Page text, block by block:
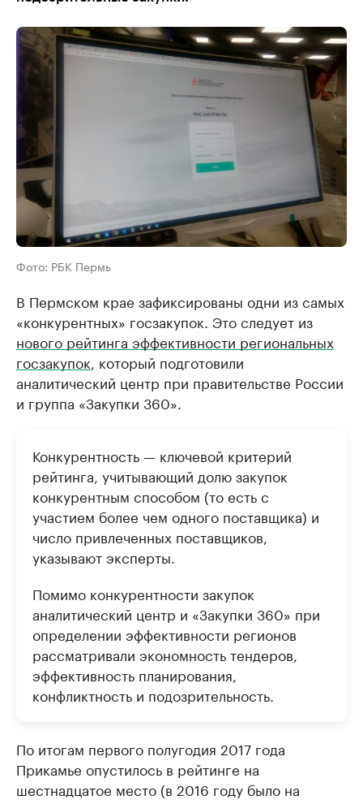
Фото: РБК Пермь
В Пермском крае зафиксированы одни из самых
«конкурентных» госзакупок. Это следует из
нового рейтинга эффективности региональных
госзакупок , который подготовили
аналитический центр при правительстве России
и группа «Закупки 360».
Конкурентность — ключевой критерий
рейтинга, учитывающий долю закупок
конкурентным способом (то есть с
участием более чем одного поставщика) и
число привлеченных поставщиков,
указывают эксперты.
Помимо конкурентности закупок
аналитический центр и «Закупки 360» при
определении эффективности регионов
рассматривали экономность тендеров,
эффективность планирования,
конфликтность и подозрительность.
По итогам первого полугодия 2017 года
Прикамье опустилось в рейтинге на
шестнадцатое место (в 2016 году было на